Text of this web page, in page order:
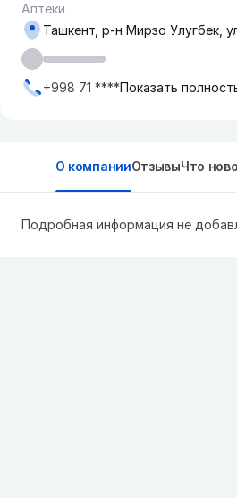
Аптеки
Ташкент, р-н Мирзо Улугбек,
+998 71 ****Показать
О компанииОтзывыЧто
Подробная информация не